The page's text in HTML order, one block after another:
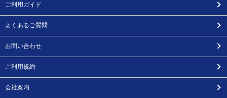
ご利用ガイド
よくあるご質問
お問い合わせ
ご利用規約
会社案内